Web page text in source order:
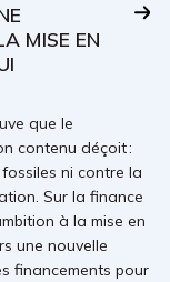
MISE EN
que le
contenu déçoit :
ni contre la
Sur la finance
à la mise en
une nouvelle
financements pour